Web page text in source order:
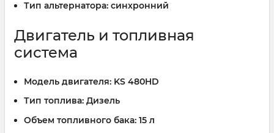
Тип альтернатора: синхронний
Двигатель и топливная
система
Модель двигателя: KS 480HD
Тип топлива: Дизель
Объем топливного бака: 15 л